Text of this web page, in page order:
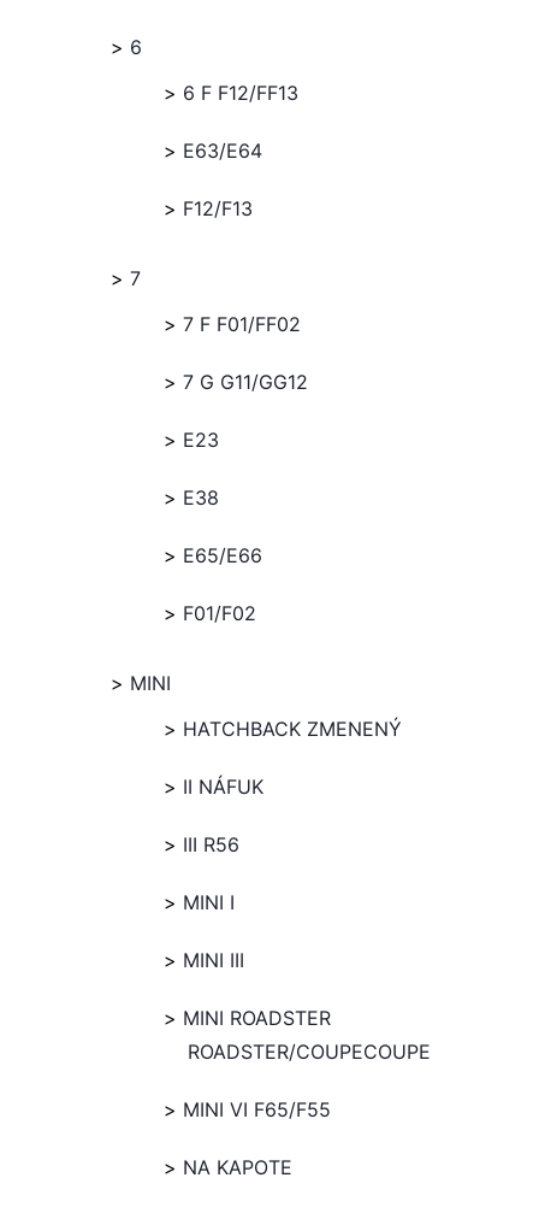
6
6 F F12/FF13
E63/E64
F12/F13
7
7 F F01/FF02
7 G G11/GG12
E23
E38
E65/E66
F01/F02
MINI
HATCHBACK ZMENENÝ
II NÁFUK
III R56
MINI I
MINI III
MINI ROADSTER
ROADSTER/COUPECOUPE
MINI VI F65/F55
NA KAPOTE